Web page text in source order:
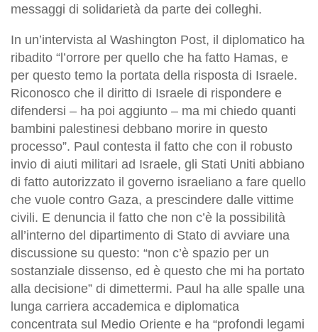
messaggi di solidarietà da parte dei colleghi.
In un’intervista al Washington Post, il diplomatico ha
ribadito “l’orrore per quello che ha fatto Hamas, e
per questo temo la portata della risposta di Israele.
Riconosco che il diritto di Israele di rispondere e
difendersi – ha poi aggiunto – ma mi chiedo quanti
bambini palestinesi debbano morire in questo
processo”. Paul contesta il fatto che con il robusto
invio di aiuti militari ad Israele, gli Stati Uniti abbiano
di fatto autorizzato il governo israeliano a fare quello
che vuole contro Gaza, a prescindere dalle vittime
civili. E denuncia il fatto che non c’è la possibilità
all’interno del dipartimento di Stato di avviare una
discussione su questo: “non c’è spazio per un
sostanziale dissenso, ed è questo che mi ha portato
alla decisione” di dimettermi. Paul ha alle spalle una
lunga carriera accademica e diplomatica
concentrata sul Medio Oriente e ha “profondi legami